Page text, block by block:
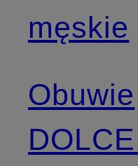
męskie
Obuwie